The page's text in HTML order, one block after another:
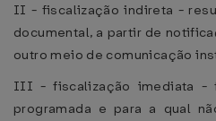
II - fiscalização indireta -
documental, a partir de
outro meio de comunicação
III - fiscalização imediata -
programada e para a qual